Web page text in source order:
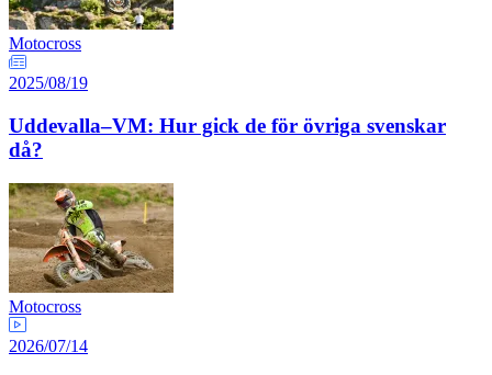
Motocross
2025/08/19
Uddevalla–VM: Hur gick de för övriga svenskar
då?
Motocross
2026/07/14